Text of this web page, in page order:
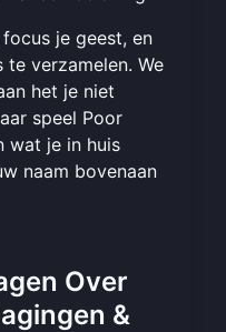
je geest, en
verzamelen. We
het je niet
speel Poor
wat je in huis
naam bovenaan
Over
&